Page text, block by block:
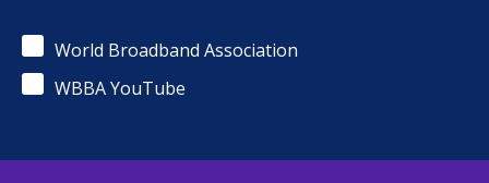
World Broadband Association
WBBA YouTube